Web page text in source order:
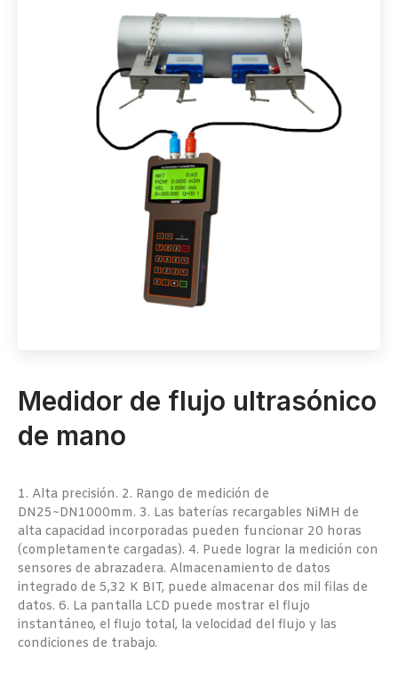
Medidor de flujo ultrasónico
de mano
1. Alta precisión. 2. Rango de medición de
DN25~DN1000mm. 3. Las baterías recargables NiMH de
alta capacidad incorporadas pueden funcionar 20 horas
(completamente cargadas). 4. Puede lograr la medición con
sensores de abrazadera. Almacenamiento de datos
integrado de 5,32 K BIT, puede almacenar dos mil filas de
datos. 6. La pantalla LCD puede mostrar el flujo
instantáneo, el flujo total, la velocidad del flujo y las
condiciones de trabajo.